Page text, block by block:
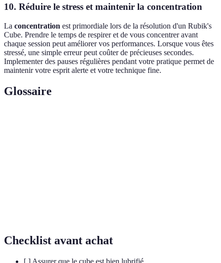
10. Réduire le stress et maintenir la concentration
La concentration est primordiale lors de la résolution d'un Rubik's
Cube. Prendre le temps de respirer et de vous concentrer avant
chaque session peut améliorer vos performances. Lorsque vous êtes
stressé, une simple erreur peut coûter de précieuses secondes.
Implementer des pauses régulières pendant votre pratique permet de
maintenir votre esprit alerte et votre technique fine.
Glossaire
Checklist avant achat
[ ] Assurer que le cube est bien lubrifié